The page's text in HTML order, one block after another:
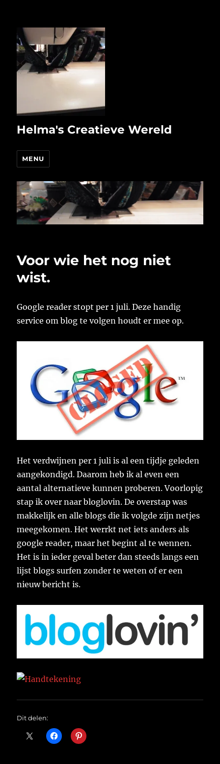
Helma's Creatieve Wereld
MENU
Voor wie het nog niet
wist.
Google reader stopt per 1 juli. Deze handig
service om blog te volgen houdt er mee op.
Het verdwijnen per 1 juli is al een tijdje geleden
aangekondigd. Daarom heb ik al even een
aantal alternatieve kunnen proberen. Voorlopig
stap ik over naar bloglovin. De overstap was
makkelijk en alle blogs die ik volgde zijn netjes
meegekomen. Het werrkt net iets anders als
google reader, maar het begint al te wennen.
Het is in ieder geval beter dan steeds langs een
lijst blogs surfen zonder te weten of er een
nieuw bericht is.
Dit delen: